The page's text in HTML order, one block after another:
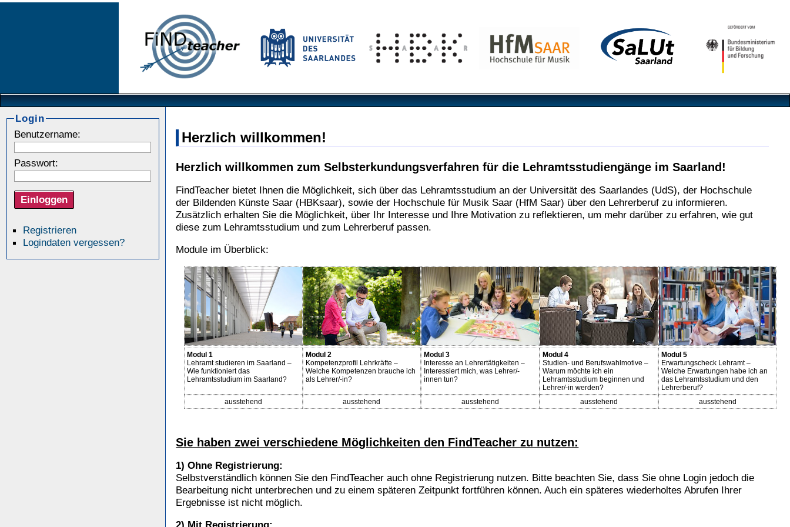
Login
Benutzername:
Passwort:
Registrieren
Logindaten vergessen?
Herzlich willkommen!
Herzlich willkommen zum Selbsterkundungsverfahren für die Lehramtsstudiengänge im Saarland!
FindTeacher bietet Ihnen die Möglichkeit, sich über das Lehramtsstudium an der Universität des Saarlandes (UdS), der Hochschule
der Bildenden Künste Saar (HBKsaar), sowie der Hochschule für Musik Saar (HfM Saar) über den Lehrerberuf zu informieren.
Zusätzlich erhalten Sie die Möglichkeit, über Ihr Interesse und Ihre Motivation zu reflektieren, um mehr darüber zu erfahren, wie gut
diese zum Lehramtsstudium und zum Lehrerberuf passen.
Module im Überblick:
Modul 1
Lehramt studieren im Saarland –
Wie funktioniert das
Lehramtsstudium im Saarland?
ausstehend
Modul 2
Kompetenzprofil Lehrkräfte –
Welche Kompetenzen brauche ich
als Lehrer/-in?
ausstehend
Modul 3
Interesse an Lehrertätigkeiten –
Interessiert mich, was Lehrer/-
innen tun?
ausstehend
Modul 4
Studien- und Berufswahlmotive –
Warum möchte ich ein
Lehramtsstudium beginnen und
Lehrer/-in werden?
ausstehend
Modul 5
Erwartungscheck Lehramt –
Welche Erwartungen habe ich an
das Lehramtsstudium und den
Lehrerberuf?
ausstehend
Sie haben zwei verschiedene Möglichkeiten den FindTeacher zu nutzen:
1) Ohne Registrierung:
Selbstverständlich können Sie den FindTeacher auch ohne Registrierung nutzen. Bitte beachten Sie, dass Sie ohne Login jedoch die
Bearbeitung nicht unterbrechen und zu einem späteren Zeitpunkt fortführen können. Auch ein späteres wiederholtes Abrufen Ihrer
Ergebnisse ist nicht möglich.